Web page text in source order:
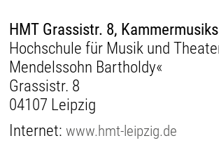
HMT Grassistr. 8,
Hochschule für Musik und
Mendelssohn Bartholdy«
Grassistr. 8
04107 Leipzig
Internet:www.hmt-leipzig.de